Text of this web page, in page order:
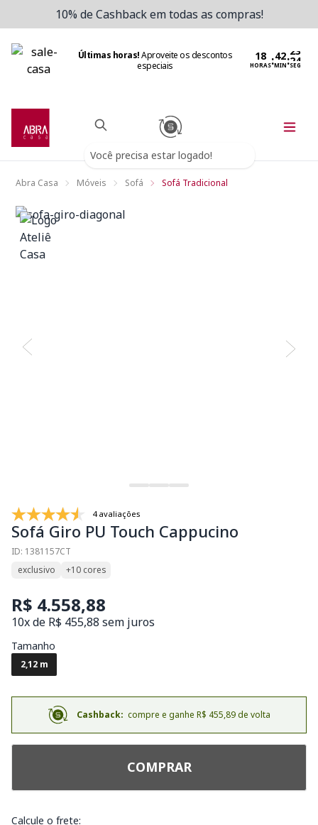
10% de Cashback em todas as compras!
Últimas horas!Aproveite os descontos
especiais
HORAS:MIN:SEG
Você precisa estar logado!
Abra Casa Móveis Sofá Sofá Tradicional
4 avaliações
Sofá Giro PU Touch Cappucino
ID: 1381157CT
exclusivo
+10 cores
R$ 4.558,88
10x de R$ 455,88 sem juros
Tamanho
2,12 m
Cashback: compre e ganhe R$ 455,89 de volta
COMPRAR
Calcule o frete: